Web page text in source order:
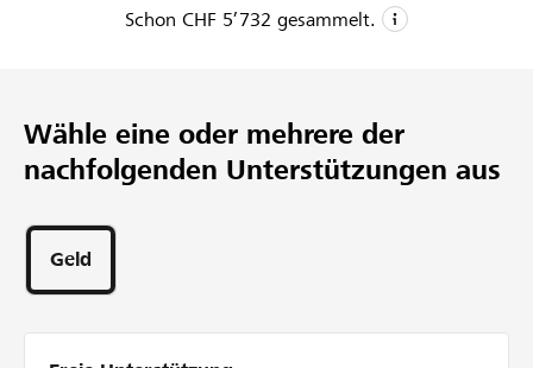
IT
gesamten Kanton. Viele
der sensiblen Zeit des
Abschieds.
Der Verein verfolgt deshalb das Ziel, alle bestehenden
machen. Zusätzlich sollen
Gedenkfeiern, Trauergruppen und weitere
Schon CHF 5’732 gesammelt.
1
Projekt
Unterstützungen
Wähle eine oder mehrere der
nachfolgenden Unterstützungen aus
Geld